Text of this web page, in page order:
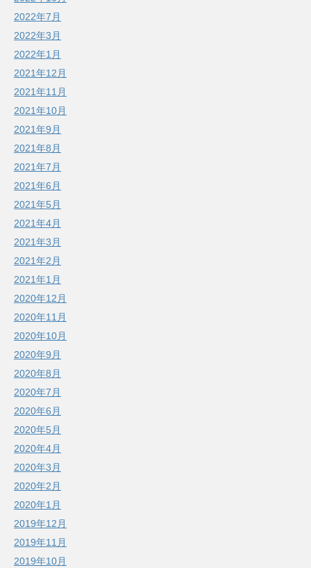
2022年7月
2022年3月
2022年1月
2021年12月
2021年11月
2021年10月
2021年9月
2021年8月
2021年7月
2021年6月
2021年5月
2021年4月
2021年3月
2021年2月
2021年1月
2020年12月
2020年11月
2020年10月
2020年9月
2020年8月
2020年7月
2020年6月
2020年5月
2020年4月
2020年3月
2020年2月
2020年1月
2019年12月
2019年11月
2019年10月